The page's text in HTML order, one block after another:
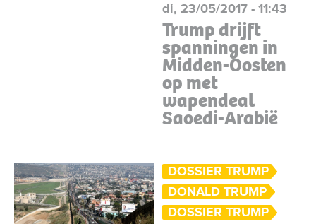
di, 23/05/2017 - 11:43
Trump drijft
spanningen in
Midden-Oosten
op met
wapendeal
Saoedi-Arabië
DOSSIER TRUMP
DONALD TRUMP
DOSSIER TRUMP